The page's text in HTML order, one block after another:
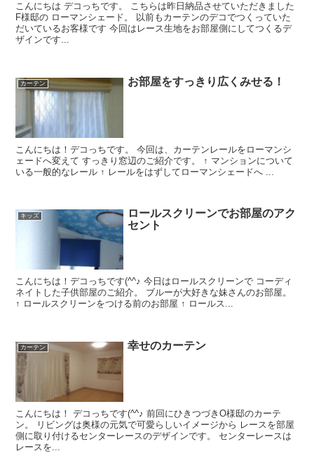
こんにちは デコっちです。 こちらは昨日納品させていただきました
F様邸の ローマンシェード。 以前もカーテンのデコでつくっていた
だいているお客様です 今回はレース生地をお部屋側にしてつくるデ
ザインです...
カーテン お部屋をすっきり広くみせる！
こんにちは！デコっちです。 今回は、カーテンレールをローマンシ
ェードへ変えて すっきり窓辺のご紹介です。 ↑ マンションについて
いる一般的なレール ↑ レールをはずしてローマンシェードへ ...
キッズ
ロールスクリーンでお部屋のアク
セント
こんにちは！デコっちです(^^♪ 今日はロールスクリーンで コーディ
ネイトした子供部屋のご紹介。 ブルーが大好きな妹さんのお部屋。
↑ ロールスクリーンをつける前のお部屋 ↑ ロールス...
カーテン 幸せのカーテン
こんにちは！ デコっちです(^^♪ 前回にひきつづきO様邸のカーテ
ン。 リビングは奥様の元気で可愛らしいイメージから レースを部屋
側に取り付けるセンターレースのデザインです。 センターレースは
レースを...